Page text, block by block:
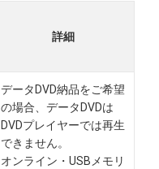
詳細
データDVD納品をご希望
の場合、データDVDは
DVDプレイヤーでは再生
できません。
オンライン・USBメモリ